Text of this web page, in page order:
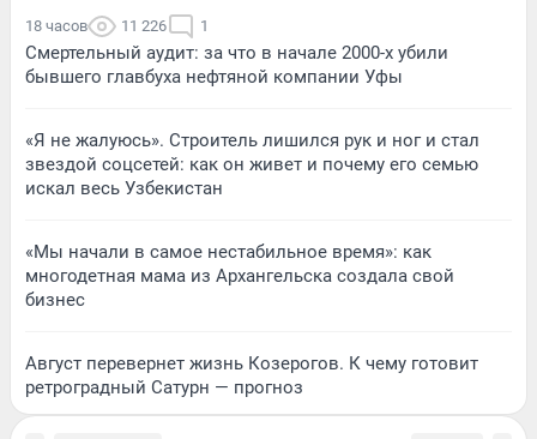
18 часов 11 226 1
Смертельный аудит: за что в начале 2000-х убили
бывшего главбуха нефтяной компании Уфы
«Я не жалуюсь». Строитель лишился рук и ног и стал
звездой соцсетей: как он живет и почему его семью
искал весь Узбекистан
«Мы начали в самое нестабильное время»: как
многодетная мама из Архангельска создала свой
бизнес
Август перевернет жизнь Козерогов. К чему готовит
ретроградный Сатурн — прогноз